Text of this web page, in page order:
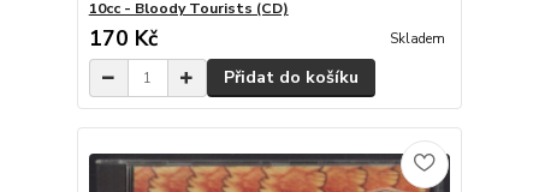
10cc - Bloody Tourists (CD)
170 Kč Skladem
Přidat do košíku